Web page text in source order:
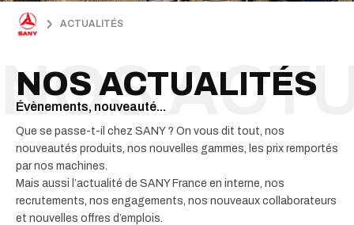
ACTUALITÉS
NOS ACTUALITÉS
Évènements, nouveauté...
Que se passe-t-il chez SANY ? On vous dit tout, nos
nouveautés produits, nos nouvelles gammes, les prix remportés
par nos machines.
Mais aussi l’actualité de SANY France en interne, nos
recrutements, nos engagements, nos nouveaux collaborateurs
et nouvelles offres d’emplois.